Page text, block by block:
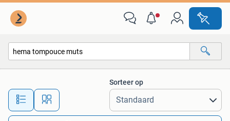
Alle afstanden…
Sorteer op